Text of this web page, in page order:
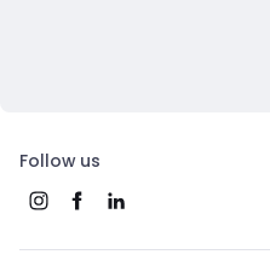
Follow us